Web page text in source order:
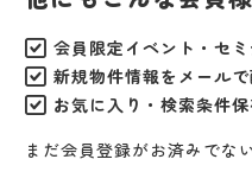
会員限定イベント・セ
新規物件情報をメール
お気に入り・検索条件
まだ会員登録がお済みでな